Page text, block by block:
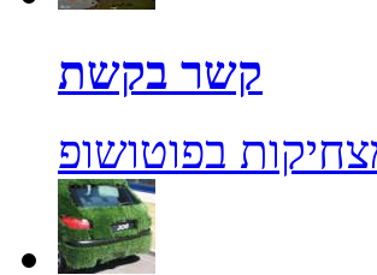
קשר בקשת
בפוטושופ